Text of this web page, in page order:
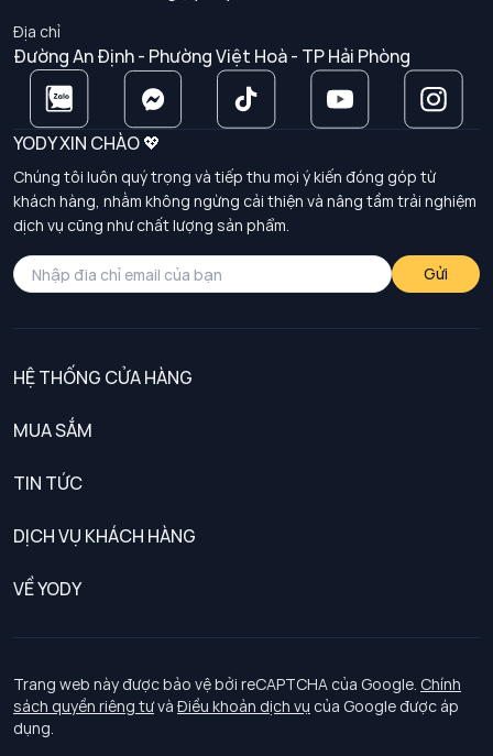
Địa chỉ
Đường An Định - Phường Việt Hoà - TP Hải Phòng
YODY XIN CHÀO 💖
Chúng tôi luôn quý trọng và tiếp thu mọi ý kiến đóng góp từ
khách hàng, nhằm không ngừng cải thiện và nâng tầm trải nghiệm
dịch vụ cũng như chất lượng sản phẩm.
Gửi
HỆ THỐNG CỬA HÀNG
MUA SẮM
TIN TỨC
DỊCH VỤ KHÁCH HÀNG
Chính sách khách hàng thân thiết
Chính sách bảo vệ dữ liệu cá nhân
Chính sách thanh toán, giao nhận
VỀ YODY
Tuyển dụng
Trang web này được bảo vệ bởi reCAPTCHA của Google. Chính
sách quyền riêng tưvà Điều khoản dịch vụ của Google được áp
dụng.